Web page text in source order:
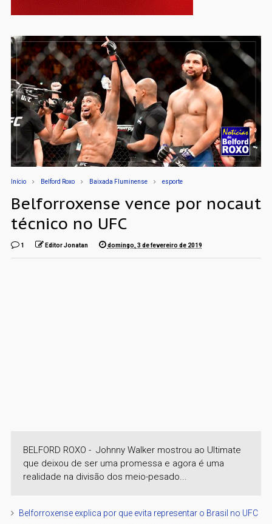
Início Belford Roxo Baixada Fluminense esporte
Belforroxense vence por nocaut
técnico no UFC
1 Editor Jonatan domingo, 3 de fevereiro de 2019
BELFORD ROXO - Johnny Walker mostrou ao Ultimate
que deixou de ser uma promessa e agora é uma
realidade na divisão dos meio-pesado...
Belforroxense explica por que evita representar o Brasil no UFC